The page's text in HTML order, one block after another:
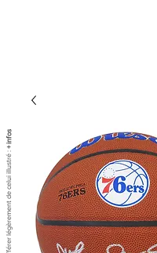
+ infos